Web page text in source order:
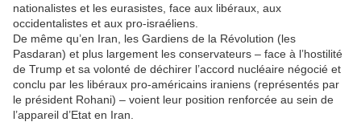
nationalistes et les eurasistes, face aux libéraux, aux
occidentalistes et aux pro-israéliens.
De même qu’en Iran, les Gardiens de la Révolution (les
Pasdaran) et plus largement les conservateurs – face à l’hostilité
de Trump et sa volonté de déchirer l’accord nucléaire négocié et
conclu par les libéraux pro-américains iraniens (représentés par
le président Rohani) – voient leur position renforcée au sein de
l’appareil d’Etat en Iran.